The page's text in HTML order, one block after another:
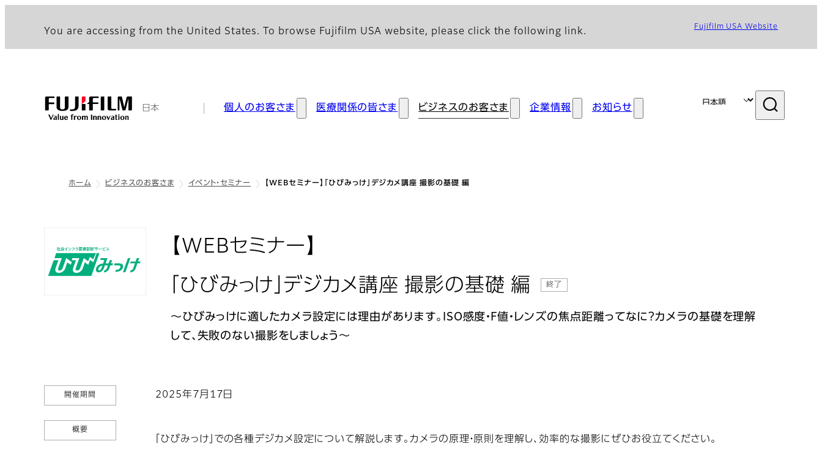
You are accessing from the United States. To browse Fujifilm USA website, please click the following link. Fujifilm USA Website
日本 個人のお客さま 医療関係の皆さま ビジネスのお客さま 企業情報 お知らせ
ホーム ビジネスのお客さま イベント・セミナー 【WEBセミナー】「ひびみっけ」デジカメ講座 撮影の基礎 編
【WEBセミナー】
「ひびみっけ」デジカメ講座 撮影の基礎 編
終了
～ひびみっけに適したカメラ設定には理由があります。ISO感度・F値・レンズの焦点距離ってなに？カメラの基礎を理解
して、失敗のない撮影をしましょう～
開催期間 2025年7月17日
概要
「ひびみっけ」での各種デジカメ設定について解説します。カメラの原理・原則を理解し、効率的な撮影にぜひお役立てください。